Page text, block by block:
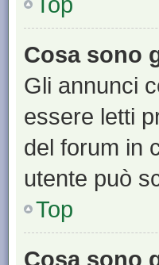
Cosa sono
Gli annunci
essere letti
del forum in
utente può
Top
Cosa sono